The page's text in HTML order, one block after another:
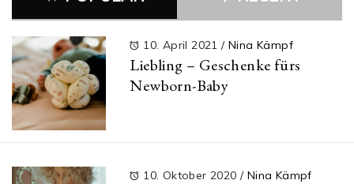
10. April 2021/ Nina Kämpf
Liebling – Geschenke fürs
Newborn-Baby
10. Oktober 2020 / Nina Kämpf